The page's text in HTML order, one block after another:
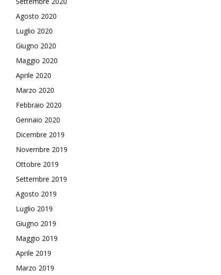
Agosto 2020
Luglio 2020
Giugno 2020
Maggio 2020
Aprile 2020
Marzo 2020
Febbraio 2020
Gennaio 2020
Dicembre 2019
Novembre 2019
Ottobre 2019
Settembre 2019
Agosto 2019
Luglio 2019
Giugno 2019
Maggio 2019
Aprile 2019
Marzo 2019